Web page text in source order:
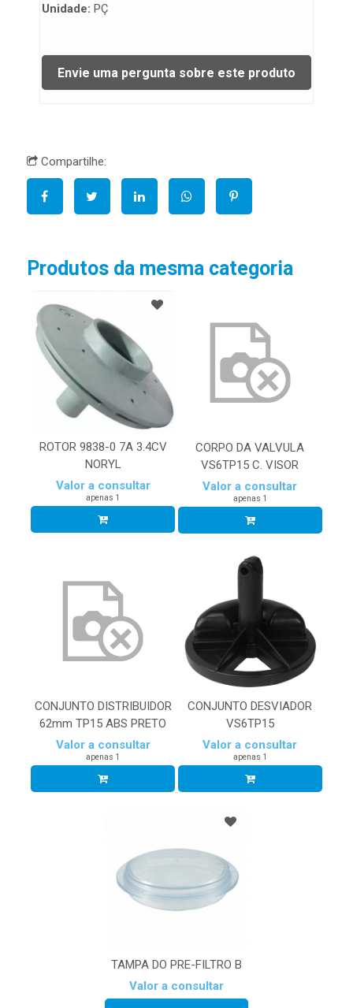
Unidade: PÇ
Compartilhe:
Produtos da mesma categoria
ROTOR 9838-0 7A 3.4CV
NORYL
Valor a consultar
apenas 1
CORPO DA VALVULA
VS6TP15 C. VISOR
Valor a consultar
apenas 1
CONJUNTO DISTRIBUIDOR
62mm TP15 ABS PRETO
Valor a consultar
apenas 1
CONJUNTO DESVIADOR
VS6TP15
Valor a consultar
apenas 1
TAMPA DO PRE-FILTRO B
Valor a consultar